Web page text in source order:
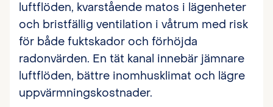
luftflöden, kvarstående matos i lägenheter
och bristfällig ventilation i våtrum med risk
för både fuktskador och förhöjda
radonvärden. En tät kanal innebär jämnare
luftflöden, bättre inomhusklimat och lägre
uppvärmningskostnader.